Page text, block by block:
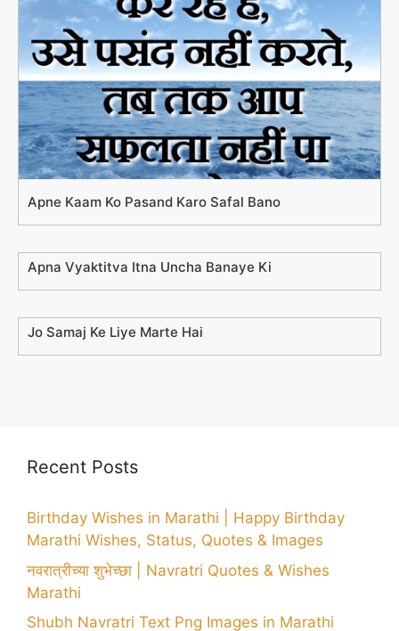
Apne Kaam Ko Pasand Karo Safal Bano
Apna Vyaktitva Itna Uncha Banaye Ki
Jo Samaj Ke Liye Marte Hai
Recent Posts
Birthday Wishes in Marathi | Happy Birthday
Marathi Wishes, Status, Quotes & Images
नवरात्रीच्या शुभेच्छा | Navratri Quotes & Wishes
Marathi
Shubh Navratri Text Png Images in Marathi